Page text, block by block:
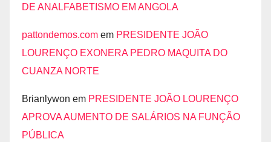
DE ANALFABETISMO EM ANGOLA
pattondemos.com em PRESIDENTE JOÃO
LOURENÇO EXONERA PEDRO MAQUITA DO
CUANZA NORTE
Brianlywon em PRESIDENTE JOÃO LOURENÇO
APROVA AUMENTO DE SALÁRIOS NA FUNÇÃO
PÚBLICA